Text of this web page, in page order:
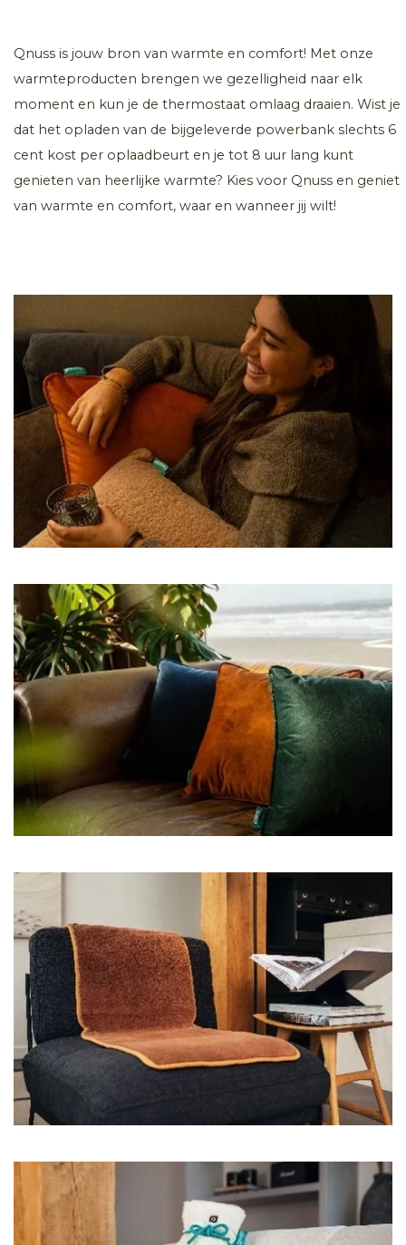
Qnuss is jouw bron van warmte en comfort! Met onze
warmteproducten brengen we gezelligheid naar elk
moment en kun je de thermostaat omlaag draaien. Wist je
dat het opladen van de bijgeleverde powerbank slechts 6
cent kost per oplaadbeurt en je tot 8 uur lang kunt
genieten van heerlijke warmte? Kies voor Qnuss en geniet
van warmte en comfort, waar en wanneer jij wilt!